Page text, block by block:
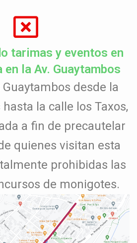
tarimas y eventos en
en la Av. Guaytambos
Guaytambos desde la
la calle los Taxos,
a fin de precautelar
quienes visitan esta
prohibidas las
de monigotes.